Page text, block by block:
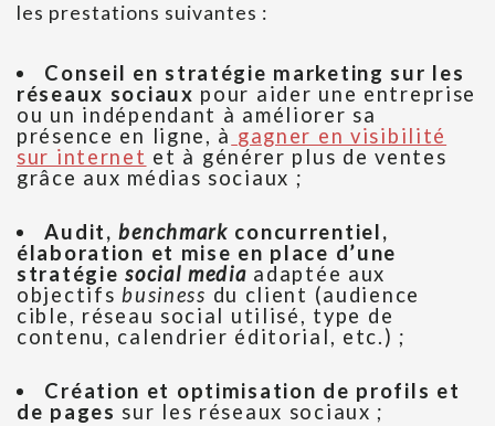
les prestations suivantes :
Conseil en stratégie marketing sur les
réseaux sociaux pour aider une entreprise
ou un indépendant à améliorer sa
présence en ligne, à gagner en visibilité
sur internet et à générer plus de ventes
grâce aux médias sociaux ;
Audit,benchmark concurrentiel,
élaboration et mise en place d’une
stratégiesocial media adaptée aux
objectifsbusiness du client (audience
cible, réseau social utilisé, type de
contenu, calendrier éditorial, etc.) ;
Création et optimisation de profils et
de pages sur les réseaux sociaux ;